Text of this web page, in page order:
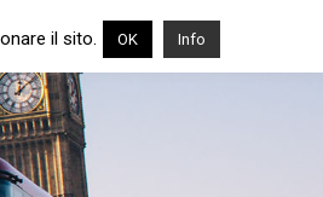
il sito. OK Info